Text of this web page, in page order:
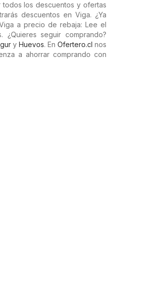
los descuentos y ofertas
descuentos en Viga. ¿Ya
a precio de rebaja: Lee el
seguir comprando?
y Huevos. En Ofertero.cl nos
a ahorrar comprando con